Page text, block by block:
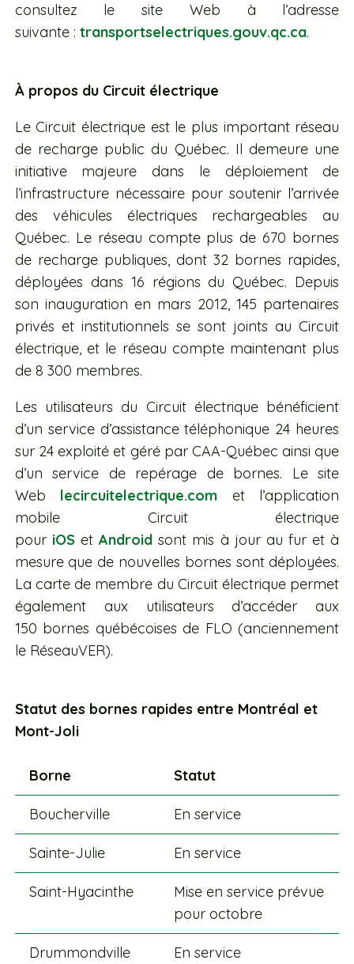
consultez le site Web à l’adresse
suivante : transportselectriques.gouv.qc.ca.
À propos du Circuit électrique
Le Circuit électrique est le plus important réseau
de recharge public du Québec. Il demeure une
initiative majeure dans le déploiement de
l’infrastructure nécessaire pour soutenir l’arrivée
des véhicules électriques rechargeables au
Québec. Le réseau compte plus de 670 bornes
de recharge publiques, dont 32 bornes rapides,
déployées dans 16 régions du Québec. Depuis
son inauguration en mars 2012, 145 partenaires
privés et institutionnels se sont joints au Circuit
électrique, et le réseau compte maintenant plus
de 8 300 membres.
Les utilisateurs du Circuit électrique bénéficient
d’un service d’assistance téléphonique 24 heures
sur 24 exploité et géré par CAA-Québec ainsi que
d’un service de repérage de bornes. Le site
Web lecircuitelectrique.com et l’application
mobile Circuit électrique
pour iOS etAndroid sont mis à jour au fur et à
mesure que de nouvelles bornes sont déployées.
La carte de membre du Circuit électrique permet
également aux utilisateurs d’accéder aux
150 bornes québécoises de FLO (anciennement
le RéseauVER).
Statut des bornes rapides entre Montréal et
Mont-Joli
Borne Statut
Boucherville En service
Sainte-Julie En service
Saint-Hyacinthe
Mise en service prévue
pour octobre
Drummondville En service